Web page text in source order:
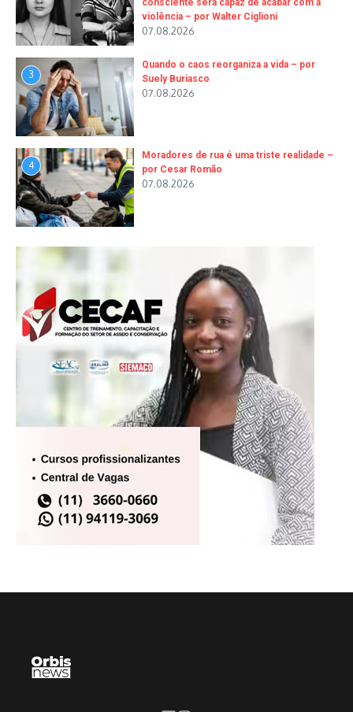
violência – por Walter Ciglioni
07.08.2026
3
Quando o caos reorganiza a vida – por
Suely Buriasco
07.08.2026
4
Moradores de rua é uma triste realidade –
por Cesar Romão
07.08.2026